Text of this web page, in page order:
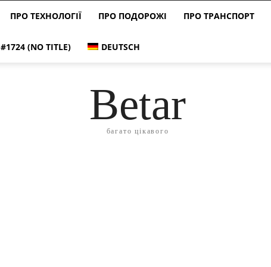
ПРО ТЕХНОЛОГІЇ ПРО ПОДОРОЖІ ПРО ТРАНСПОРТ
#1724 (NO TITLE) DEUTSCH
Betar
багато цікавого